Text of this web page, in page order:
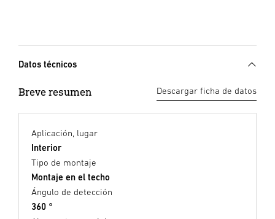
Datos técnicos
Breve resumen Descargar ficha de datos
Aplicación, lugar
Interior
Tipo de montaje
Montaje en el techo
Ángulo de detección
360 °